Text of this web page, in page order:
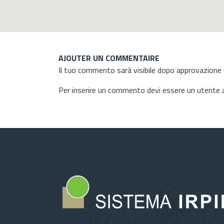
AJOUTER UN COMMENTAIRE
Il tuo commento sarà visibile dopo approvazione
Per inserire un commento devi essere un